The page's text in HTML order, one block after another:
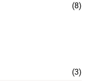
(8)
(3)